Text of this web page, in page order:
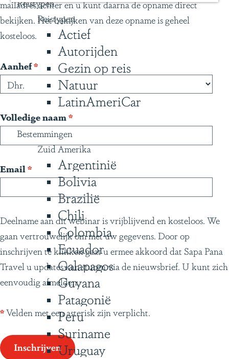
p
a
g
Reistypen
Actief
Autorijden
Gezin op reis
Natuur
LatinAmeriCar
Bestemmingen
Zuid Amerika
Argentinië
Bolivia
Brazilië
Chili
Colombia
Ecuador
Galapagos
Guyana
Patagonië
Peru
Suriname
Uruguay
mailadres achter en u kunt daarna de opname direct
bekijken. Het bekijken van deze opname is geheel
kosteloos.
Aanhef*v
r
l
i
c
Volledige naam*v
r
p
l
c
h
t
Email*v
r
i
c
h
Deelname aan dit webinar is vrijblijvend en kosteloos. We
gaan vertrouwelijk om met uw gegevens. Door op
inschrijven te klikken gaat u ermee akkoord dat Sapa Pana
Travel u updates kan sturen via de nieuwsbrief. U kunt zich
eenvoudig afmelden.
*Velden met een asterisk zijn verplicht.
Inschrijven